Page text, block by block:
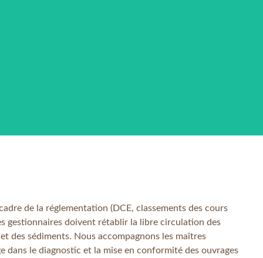
de la réglementation (DCE, classements des cours
gestionnaires doivent rétablir la libre circulation des
et des sédiments. Nous accompagnons les maîtres
dans le diagnostic et la mise en conformité des ouvrages